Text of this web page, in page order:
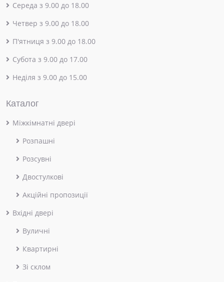
Середа з 9.00 до 18.00
Четвер з 9.00 до 18.00
П'ятниця з 9.00 до 18.00
Субота з 9.00 до 17.00
Неділя з 9.00 до 15.00
Каталог
Міжкімнатні двері
Розпашні
Розсувні
Двостулкові
Акційні пропозиції
Вхідні двері
Вуличні
Квартирні
Зі склом